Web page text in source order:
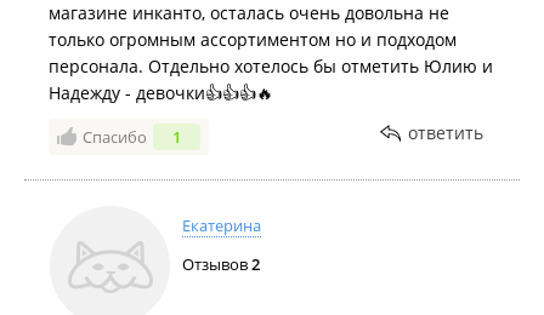
магазине инканто, осталась очень довольна не
только огромным ассортиментом но и подходом
персонала. Отдельно хотелось бы отметить Юлию и
Надежду - девочки👍👍👍🔥
Спасибо 1 ответить
Екатерина
Отзывов2